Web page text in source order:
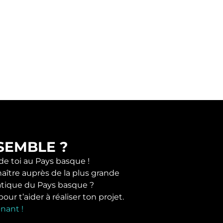
?
toi au Pays basque !
auprès de la plus grande
du Pays basque ?
t’aider à réaliser ton projet.
!